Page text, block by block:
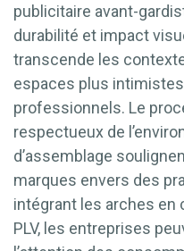
publicitaire avant-
durabilité et impact
transcende les
espaces plus
professionnels. Le
respectueux de
d’assemblage
marques envers des
intégrant les arches en
PLV, les entreprises